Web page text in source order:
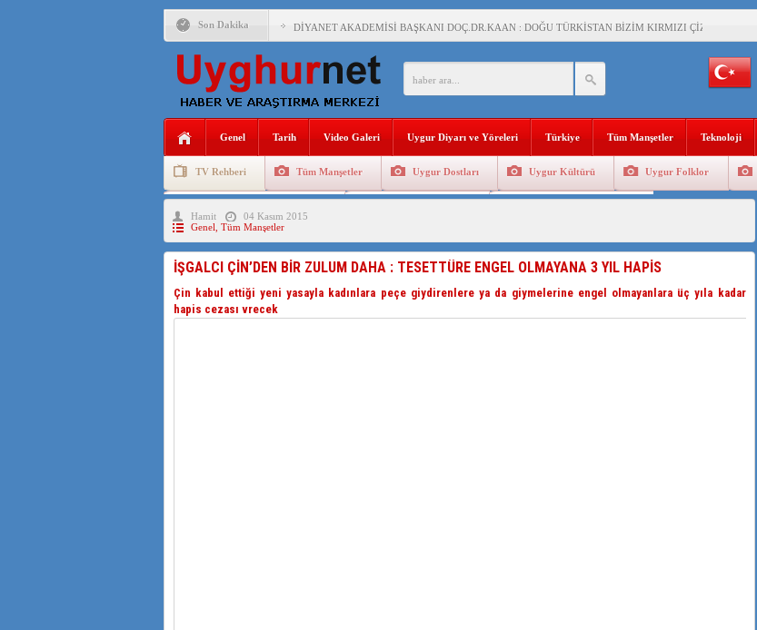
Son Dakika DİYANET AKADEMİSİ BAŞKANI DOÇ.DR.KAAN : DOĞU TÜRKİSTAN BİZİM KIRMIZI ÇİZGİMİZDİR!”
150 YILDIR KAYNAYAN YARAMIZ : ÇİN İŞGALİNDEKİ DOĞU TÜRKİSTAN
ÇİN’İN UYGUR POLİTİKALARINI ÖVEN DİYANET AKADEMİSİ BAŞKANI’NA TEPKİLER SÜRÜYOR
MHP’DEN URUMÇİ KATLİAMI MESAJİ : 05.07.2009 URUMÇİ ŞEHİTLERİNİ RAHMETLE ANIYORUZ
ÇİN’İN ANKARA BÜYÜKELÇİSİ JİANG’İN TRABZON ZİYARETİ
SAADET PARTİSİ İLÇE BAŞKANI : TEMMUZ AYI,DOĞU TÜRKİSTAN İÇİN KATLİAM AYI DEĞİLDİR !
İŞGALCİ ÇİN,DOĞU TÜRKİSTAN’DA EN AZ 143 BİN UYGUR ÇOCUĞU AİLELERİNDEN KOPARDI
Genel Tarih Video Galeri Uygur Diyarı ve Yöreleri Türkiye Tüm Manşetler Teknoloji
TV Rehberi Tüm Manşetler Uygur Dostları Uygur Kültürü Uygur Folklor
Uygurlarda Düğün ve Cenaze
Hamit
04 Kasım 2015
Genel Tüm Manşetler
İŞGALCI ÇİN’DEN BİR ZULUM DAHA : TESETTÜRE ENGEL OLMAYANA 3 YIL HAPİS
Çin kabul ettiği yeni yasayla kadınlara peçe giydirenlere ya da giymelerine engel olmayanlara üç yıla kadar
hapis cezası vrecek